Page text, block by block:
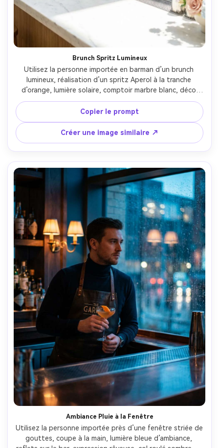
Brunch Spritz Lumineux
Utilisez la personne importée en barman d’un brunch
lumineux, réalisation d’un spritz Aperol à la tranche
d’orange, lumière solaire, comptoir marbre blanc, déco
pastel, ambiance aérienne, Sony A7C II 35mm f/1.8, tons
clairs et nets, style lifestyle photoréaliste --ar 4:5
Copier le prompt
Créer une image similaire ↗
Ambiance Pluie à la Fenêtre
Utilisez la personne importée près d’une fenêtre striée de
gouttes, coupe à la main, lumière bleue d’ambiance,